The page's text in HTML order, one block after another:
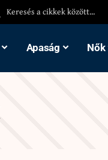
Apaság Nők